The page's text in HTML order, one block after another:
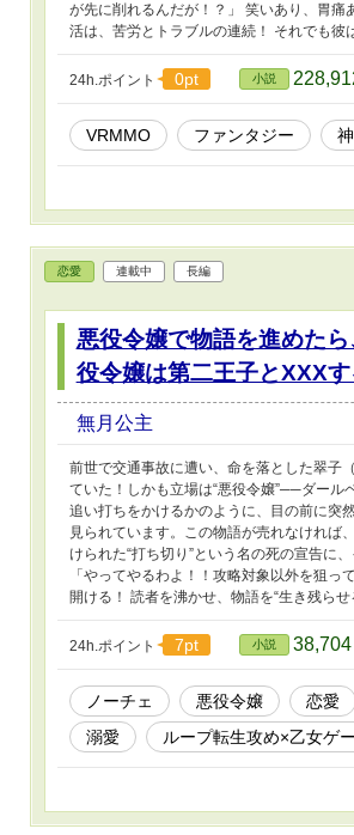
が先に削れるんだが！？」 笑いあり、胃
活は、苦労とトラブルの連続！ それでも
24h.ポイント 0pt 小説
VRMMO ファンタジー 神
恋愛 連載中 長編
悪役令嬢で物語を進めた
役令嬢は第二王子とXXXす
無月公主
前世で交通事故に遭い、命を落とした翠子
ていた！しかも立場は“悪役令嬢”──ダール
追い打ちをかけるかのように、目の前に突
見られています。この物語が売れなければ
けられた“打ち切り”という名の死の宣告に
「やってやるわよ！！攻略対象以外を狙
開ける！ 読者を沸かせ、物語を“生き残ら
24h.ポイント 7pt 小説 38,704
ノーチェ 悪役令嬢 恋愛
溺愛
ループ転生攻め×乙女ゲ